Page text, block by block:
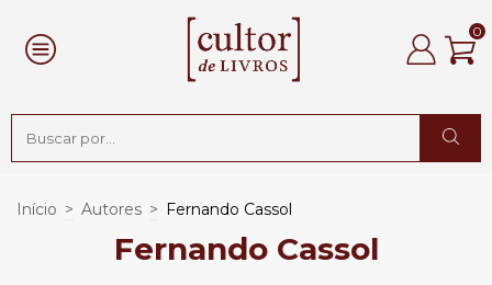
0
Início > Autores > Fernando Cassol
Fernando Cassol